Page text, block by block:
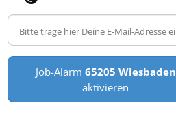
Job-Alarm 65205 Wiesbaden
aktivieren